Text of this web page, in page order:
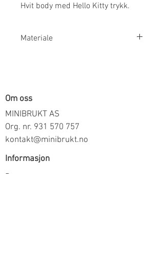
Hvit body med Hello Kitty trykk.
Materiale
Om oss
MINIBRUKT AS
Org. nr. 931 570 757
kontakt@minibrukt.no
Informasjon
Personvern